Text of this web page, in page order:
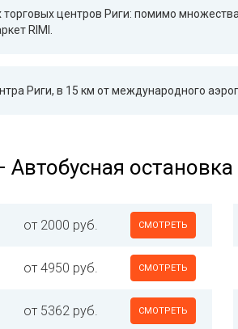
центров Риги: помимо
RIMI.
Риги, в 15 км от международного
Автобусная
СМОТРЕТЬ
от 2000 руб.
СМОТРЕТЬ
от 4950 руб.
СМОТРЕТЬ
от 5362 руб.